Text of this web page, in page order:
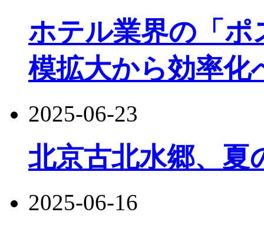
ホテル業界の「
模拡大から効率化
2025-06-23
北京古北水郷、夏
2025-06-16